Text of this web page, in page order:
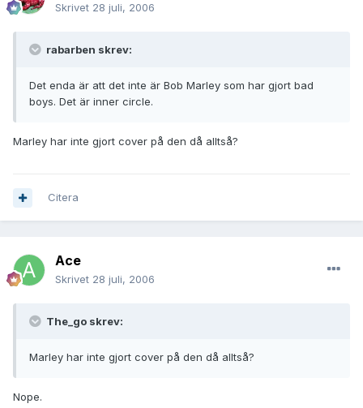
Skrivet 28 juli, 2006
rabarben skrev:
Det enda är att det inte är Bob Marley som har gjort bad
boys. Det är inner circle.
Marley har inte gjort cover på den då alltså?
Citera
Ace
Skrivet 28 juli, 2006
The_go skrev:
Marley har inte gjort cover på den då alltså?
Nope.